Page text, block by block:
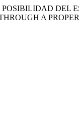
POSIBILIDAD
A